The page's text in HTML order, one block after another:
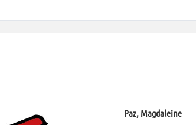
Paz, Magdaleine